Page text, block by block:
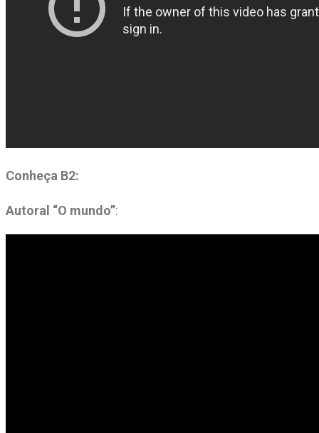
Conheça B2:
Autoral “O mundo”: